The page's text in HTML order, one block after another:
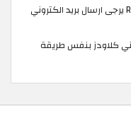
لالغاء طلبك من موقع Rainy Clouds يرجى ارسال بريد الكتروني
كلاودز بنفس طريقة